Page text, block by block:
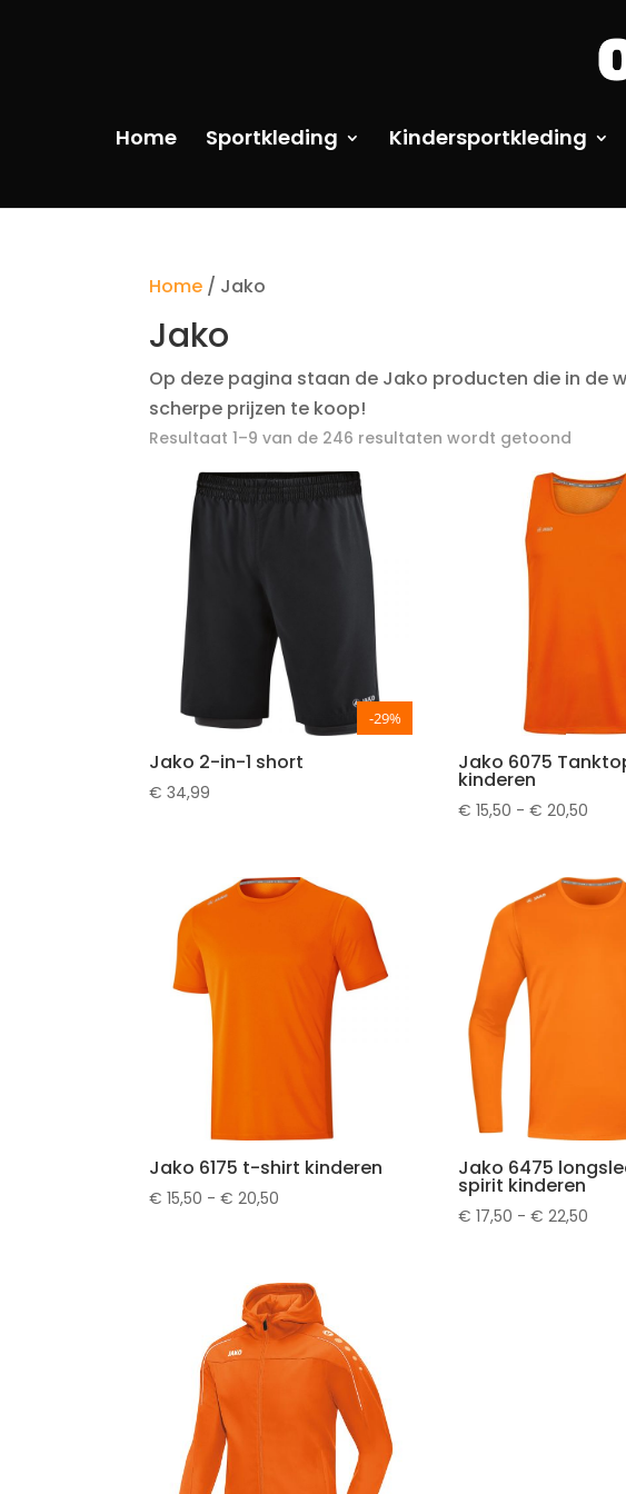
Home Sportkleding Kindersportkleding
Home / Jako
Jako
Op deze pagina staan de Jako producten die in de
scherpe prijzen te koop!
Resultaat 1–9 van de 246 resultaten wordt getoond
-29%
Jako 2-in-1 short
€ 34,99
Jako 6075
kinderen
€ 15,50 - € 20,50
€
Jako 6175 t-shirt kinderen
€ 15,50 - € 20,50
Jako 6475
spirit kinderen
€ 17,50 - € 22,50